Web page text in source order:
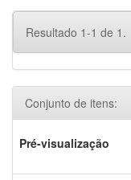
Resultado 1-1 de 1.
Conjunto de itens:
Pré-visualização